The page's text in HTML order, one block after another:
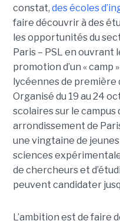
constat, des écoles
faire découvrir à des
les opportunités du
Paris – PSL en ouvrant
promotion d’un « camp
lycéennes de première
Organisé du 19 au 24
scolaires sur le campus
arrondissement de
une vingtaine de
sciences
de chercheurs et
peuvent candidater
L’ambition est de faire